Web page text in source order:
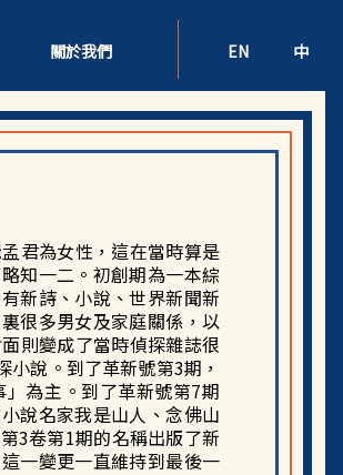
關於我們 EN 中
君為女性，這在當時算是
知一二。初創期為一本綜
新詩、小說、世界新聞新
很多男女及家庭關係，以
則變成了當時偵探雜誌很
說。到了革新號第3期，
」為主。到了革新號第7期
說名家我是山人、念佛山
3卷第1期的名稱出版了新
一變更一直維持到最後一